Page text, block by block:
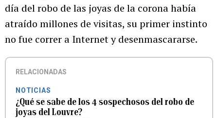
día del robo de las joyas de la corona había
atraído millones de visitas, su primer instinto
no fue correr a Internet y desenmascararse.
RELACIONADAS
NOTICIAS
¿Qué se sabe de los 4 sospechosos del robo de
joyas del Louvre?